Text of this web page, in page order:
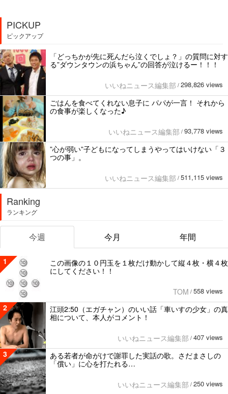
PICKUP
ピックアップ
「どっちかが先に死んだら泣くでしょ？」の質問に対す
る”ダウンタウンの浜ちゃん”の回答が泣けるー！！！
いいねニュース編集部 / 298,826 views
ごはんを食べてくれない息子に パパが一言！ それから
の食事が楽しくなった♪
いいねニュース編集部 / 93,778 views
”心が弱い”子どもになってしまうやってはいけない「３
つの事」。
いいねニュース編集部 / 511,115 views
Ranking
ランキング
今週 今月 年間
1
この画像の１０円玉を１枚だけ動かして縦４枚・横４枚
にしてください！！
TOM / 558 views
2
江頭2:50（エガチャン）のいい話「車いすの少女」の真
相について、本人がコメント！
いいねニュース編集部 / 407 views
3
ある若者が命がけで謝罪した実話の歌。さだまさしの
「償い」に心を打たれる…
いいねニュース編集部 / 250 views